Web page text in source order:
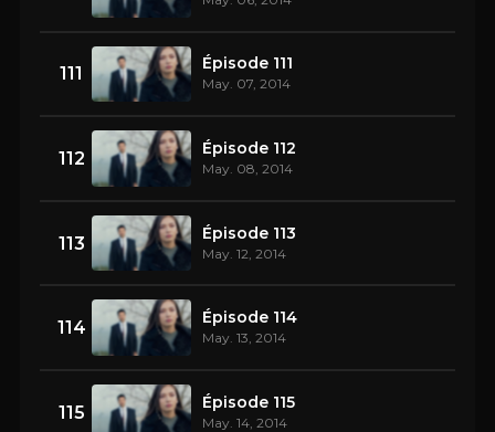
111 Épisode 111
May. 07, 2014
112 Épisode 112
May. 08, 2014
113 Épisode 113
May. 12, 2014
114 Épisode 114
May. 13, 2014
115 Épisode 115
May. 14, 2014